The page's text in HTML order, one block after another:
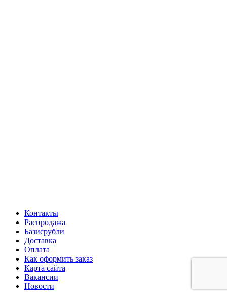
Контакты
Распродажа
Базисрубли
Доставка
Оплата
Как оформить заказ
Карта сайта
Вакансии
Новости